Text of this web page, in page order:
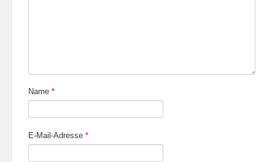
Name *
E-Mail-Adresse *